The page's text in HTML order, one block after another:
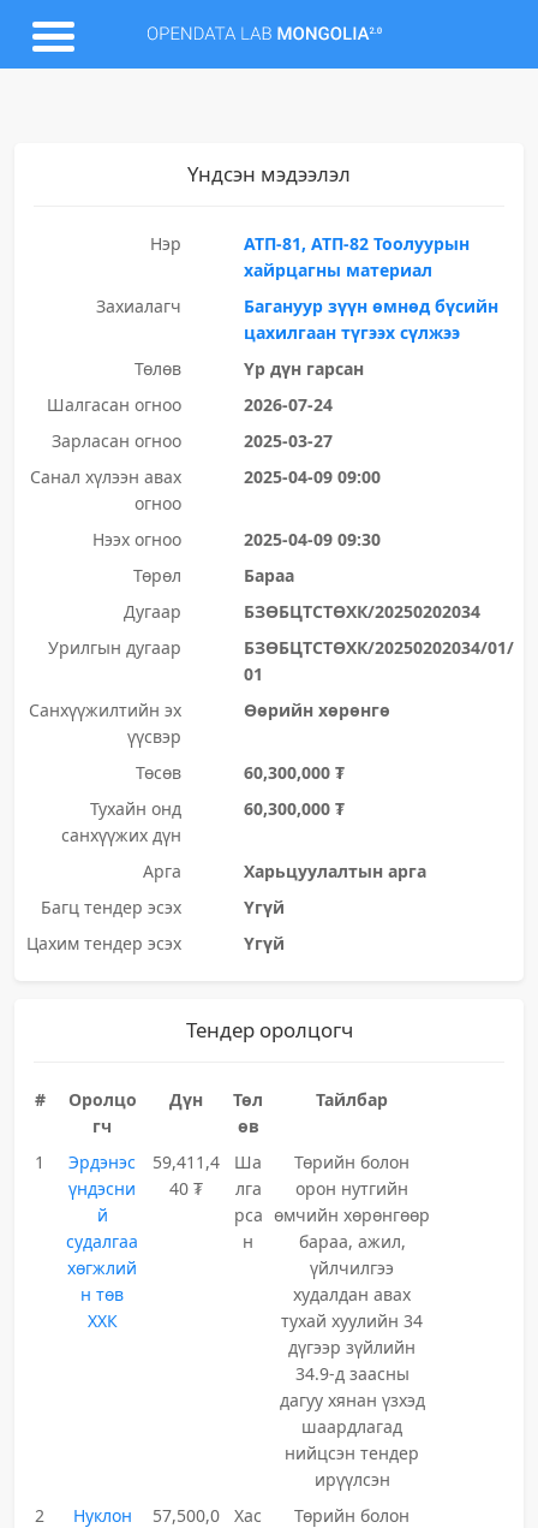
Үндсэн мэдээлэл
Нэр
АТП-81, АТП-82 Тоолуурын
хайрцагны материал
Захиалагч
Багануур зүүн өмнөд бүсийн
цахилгаан түгээх сүлжээ
Төлөв
Үр дүн гарсан
Шалгасан огноо
2026-07-24
Зарласан огноо
2025-03-27
Санал хүлээн авах
огноо
2025-04-09 09:00
Нээх огноо
2025-04-09 09:30
Төрөл
Бараа
Дугаар
БЗӨБЦТСТӨХК/20250202034
Урилгын дугаар
БЗӨБЦТСТӨХК/20250202034/01/
01
Санхүүжилтийн эх
үүсвэр
Өөрийн хөрөнгө
Төсөв
60,300,000 ₮
Тухайн онд
санхүүжих дүн
60,300,000 ₮
Арга
Харьцуулалтын арга
Багц тендер эсэх
Үгүй
Цахим тендер эсэх
Үгүй
Тендер оролцогч
#
Оролцо
гч
Дүн
Төл
өв
Тайлбар
1
Эрдэнэс
үндэсни
й
судалгаа
хөгжлий
н төв
ХХК
59,411,4
40 ₮
Ша
лга
рса
н
Төрийн болон
орон нутгийн
өмчийн хөрөнгөөр
бараа, ажил,
үйлчилгээ
худалдан авах
тухай хуулийн 34
дүгээр зүйлийн
34.9-д заасны
дагуу хянан үзхэд
шаардлагад
нийцсэн тендер
ирүүлсэн
2
Нуклон
57,500,0
Хас
Төрийн болон